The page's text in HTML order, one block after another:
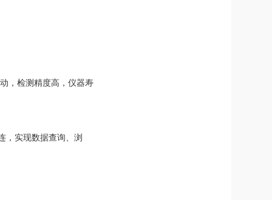
，检测精度高，仪器寿
，实现数据查询、浏